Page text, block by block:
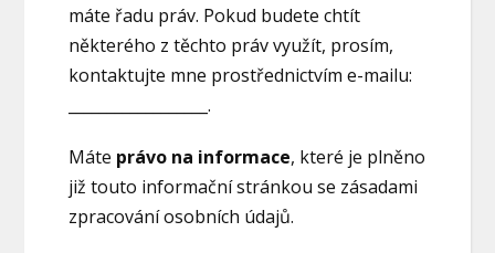
máte řadu práv. Pokud budete chtít
některého z těchto práv využít, prosím,
kontaktujte mne prostřednictvím e-mailu:
__________________.
Máte právo na informace, které je plněno
již touto informační stránkou se zásadami
zpracování osobních údajů.